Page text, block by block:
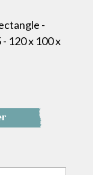
-
120 x 100 x